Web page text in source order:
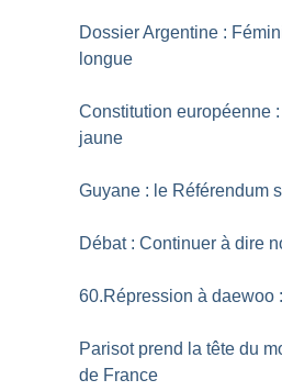
Dossier Argentine :
longue
Constitution européenne :
jaune
Guyane : le Référendum
Débat : Continuer à dire
60.Répression à daewoo
Parisot prend la tête du
de France